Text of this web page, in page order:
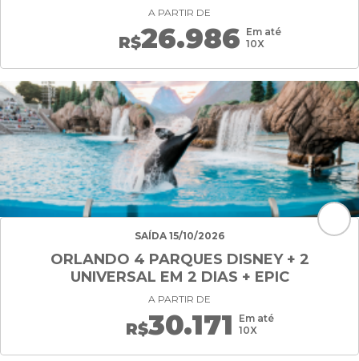
A PARTIR DE
R$26.986 Em até
10X
SAÍDA 15/10/2026
ORLANDO 4 PARQUES DISNEY + 2
UNIVERSAL EM 2 DIAS + EPIC
A PARTIR DE
R$30.171
Em até
10X